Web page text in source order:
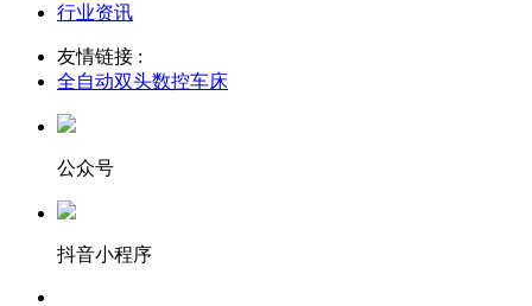
行业资讯
友情链接 :
全自动双头数控车床
公众号
抖音小程序